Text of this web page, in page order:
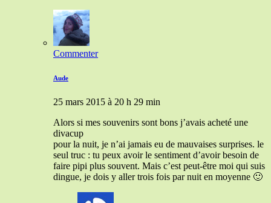
Commenter
Aude
25 mars 2015 à 20 h 29 min
Alors si mes souvenirs sont bons j’avais acheté une
divacup
pour la nuit, je n’ai jamais eu de mauvaises surprises. le
seul truc : tu peux avoir le sentiment d’avoir besoin de
faire pipi plus souvent. Mais c’est peut-être moi qui suis
dingue, je dois y aller trois fois par nuit en moyenne 🙂